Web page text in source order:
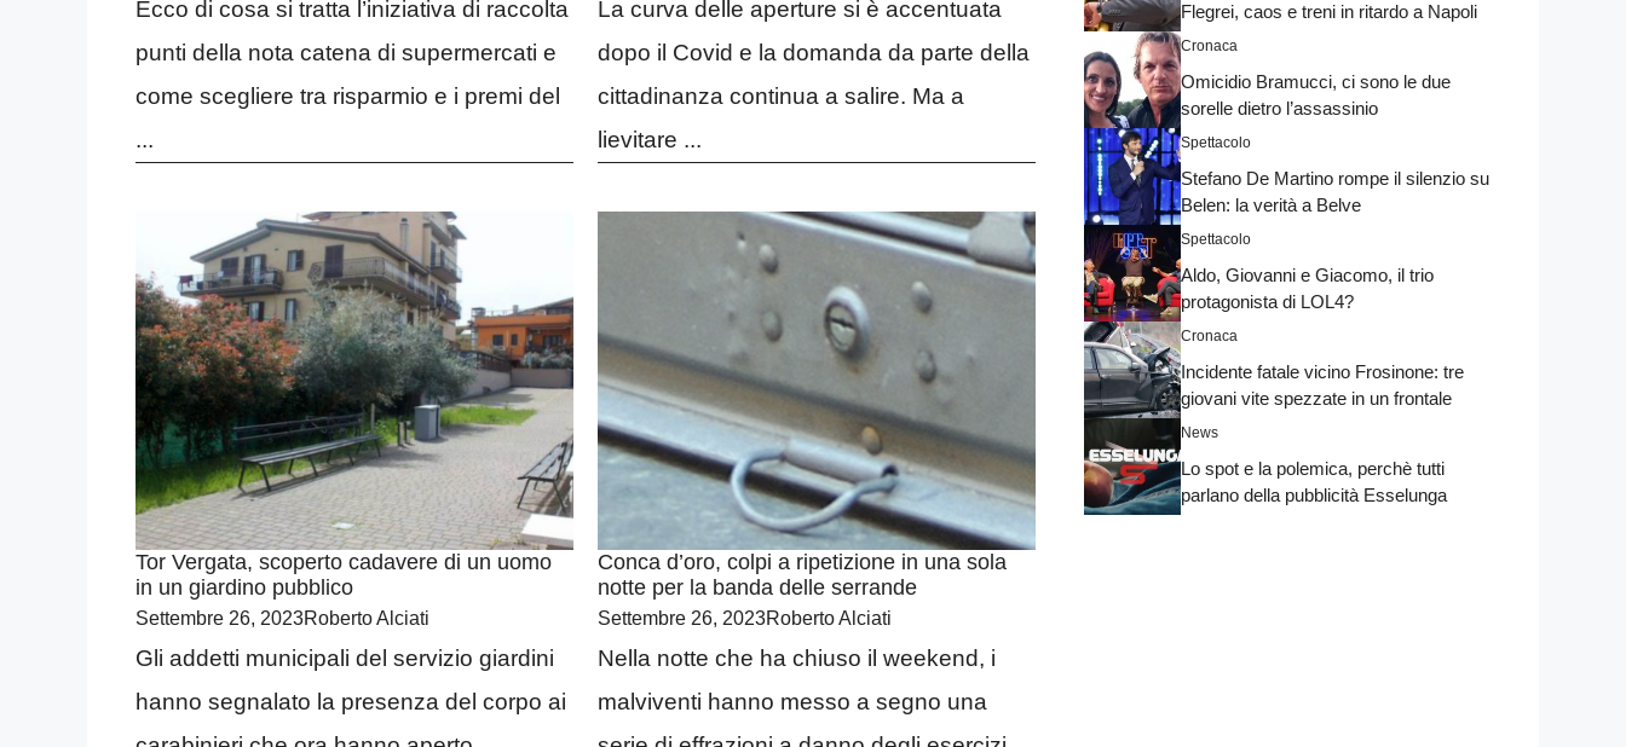
Ecco di cosa si tratta l’iniziativa di raccolta
punti della nota catena di supermercati e
come scegliere tra risparmio e i premi del
...
La curva delle aperture si è accentuata
dopo il Covid e la domanda da parte della
cittadinanza continua a salire. Ma a
lievitare ...
Tor Vergata, scoperto cadavere di un uomo
in un giardino pubblico
Settembre 26, 2023Roberto Alciati
Gli addetti municipali del servizio giardini
hanno segnalato la presenza del corpo ai
Conca d’oro, colpi a ripetizione in una sola
notte per la banda delle serrande
Settembre 26, 2023Roberto Alciati
Nella notte che ha chiuso il weekend, i
malviventi hanno messo a segno una
Flegrei, caos e treni in ritardo a Napoli
Cronaca
Omicidio Bramucci, ci sono le due
sorelle dietro l’assassinio
Spettacolo
Stefano De Martino rompe il silenzio su
Belen: la verità a Belve
Spettacolo
Aldo, Giovanni e Giacomo, il trio
protagonista di LOL4?
Cronaca
Incidente fatale vicino Frosinone: tre
giovani vite spezzate in un frontale
News
Lo spot e la polemica, perchè tutti
parlano della pubblicità Esselunga